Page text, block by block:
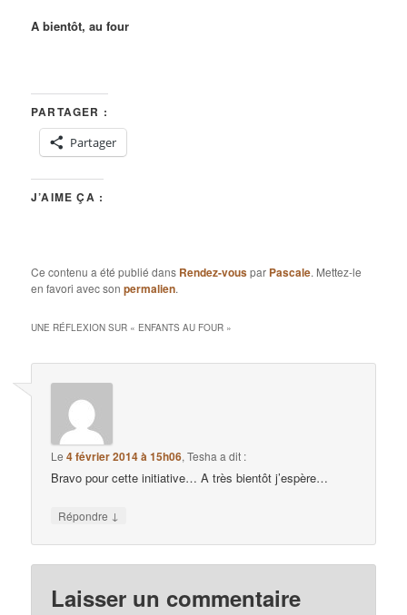
A bientôt, au four
PARTAGER :
Partager
J’AIME ÇA :
Ce contenu a été publié dans Rendez-vouspar Pascale. Mettez-le
en favori avec sonpermalien.
UNE RÉFLEXION SUR « ENFANTS AU FOUR »
Le4 février 2014 à 15h06,Tesha a dit :
Bravo pour cette initiative… A très bientôt j’espère…
Répondre ↓
Laisser un commentaire